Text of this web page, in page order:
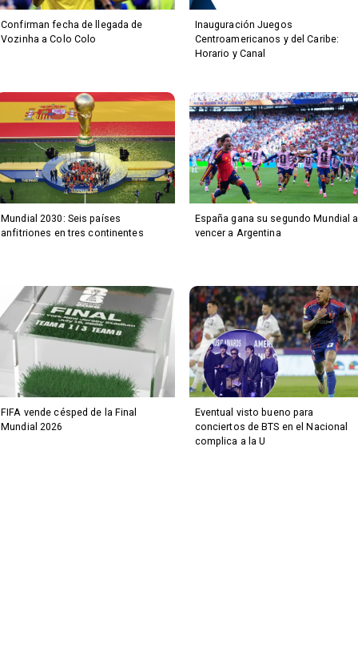
Confirman fecha de llegada de
Vozinha a Colo Colo
Inauguración Juegos
Centroamericanos y del Caribe:
Horario y Canal
Mundial 2030: Seis países
anfitriones en tres continentes
España gana su segundo Mundial al
vencer a Argentina
FIFA vende césped de la Final
Mundial 2026
Eventual visto bueno para
conciertos de BTS en el Nacional
complica a la U